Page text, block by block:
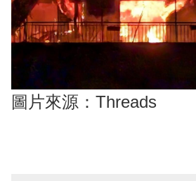
圖片來源：Threads